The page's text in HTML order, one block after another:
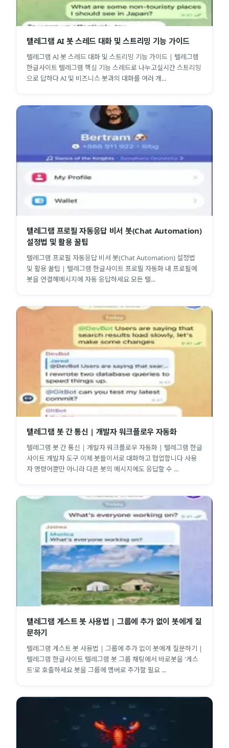
텔레그램 AI 봇 스레드 대화 및 스트리밍 기능 가이드
텔레그램 AI 봇 스레드 대화 및 스트리밍 기능 가이드 | 텔레그램
한글사이트 텔레그램 핵심 기능 스레드로 나누고실시간 스트리밍
으로 답하다 AI 및 비즈니스 봇과의 대화를 여러 개...
텔레그램 프로필 자동응답 비서 봇(Chat Automation)
설정법 및 활용 꿀팁
텔레그램 프로필 자동응답 비서 봇(Chat Automation) 설정법
및 활용 꿀팁 | 텔레그램 한글사이트 프로필 자동화 내 프로필에
봇을 연결해메시지에 자동 응답하세요 모든 텔...
텔레그램 봇 간 통신 | 개발자 워크플로우 자동화
텔레그램 봇 간 통신 | 개발자 워크플로우 자동화 | 텔레그램 한글
사이트 개발자 도구 이제 봇들이서로 대화하고 협업합니다 사용
자 명령어뿐만 아니라 다른 봇의 메시지에도 응답할 수 ...
텔레그램 게스트 봇 사용법 | 그룹에 추가 없이 봇에게 질
문하기
텔레그램 게스트 봇 사용법 | 그룹에 추가 없이 봇에게 질문하기 |
텔레그램 한글사이트 텔레그램 봇 그룹 채팅에서 바로봇을 '게스
트'로 호출하세요 봇을 그룹에 멤버로 추가할 필요 ...